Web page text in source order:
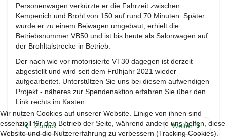
Personenwagen verkürzte er die Fahrzeit zwischen
Kempenich und Brohl von 150 auf rund 70 Minuten. Später
wurde er zu einem Beiwagen umgebaut, erhielt die
Betriebsnummer VB50 und ist bis heute als Salonwagen auf
der Brohltalstrecke in Betrieb.
Der nach wie vor motorisierte VT30 dagegen ist derzeit
abgestellt und wird seit dem Frühjahr 2021 wieder
aufgearbeitet. Unterstützen Sie uns bei diesem aufwendigen
Projekt - näheres zur Spendenaktion erfahren Sie über den
Link rechts im Kasten.
Zurück Weiter
Wir nutzen Cookies auf unserer Website. Einige von ihnen sind
essenziell für den Betrieb der Seite, während andere uns helfen, diese
Website und die Nutzererfahrung zu verbessern (Tracking Cookies).